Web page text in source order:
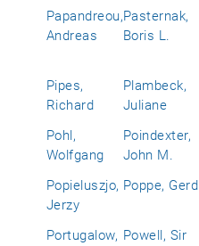
Papandreou,
Andreas
Pasternak,
Boris L.
Pipes,
Richard
Plambeck,
Juliane
Pohl,
Wolfgang
Poindexter,
John M.
Popieluszjo,
Jerzy
Poppe, Gerd
Portugalow, Powell, Sir